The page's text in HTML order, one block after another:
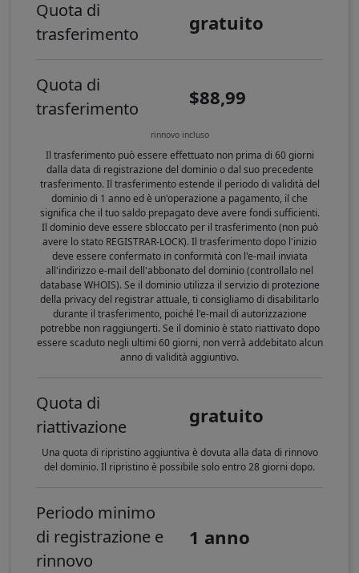
Quota di
trasferimento
gratuito
Quota di
trasferimento
$88,99
rinnovo incluso
Il trasferimento può essere effettuato non prima di 60 giorni
dalla data di registrazione del dominio o dal suo precedente
trasferimento. Il trasferimento estende il periodo di validità del
dominio di 1 anno ed è un'operazione a pagamento, il che
significa che il tuo saldo prepagato deve avere fondi sufficienti.
Il dominio deve essere sbloccato per il trasferimento (non può
avere lo stato REGISTRAR-LOCK). Il trasferimento dopo l'inizio
deve essere confermato in conformità con l'e-mail inviata
all'indirizzo e-mail dell'abbonato del dominio (controllalo nel
database WHOIS). Se il dominio utilizza il servizio di protezione
della privacy del registrar attuale, ti consigliamo di disabilitarlo
durante il trasferimento, poiché l'e-mail di autorizzazione
potrebbe non raggiungerti. Se il dominio è stato riattivato dopo
essere scaduto negli ultimi 60 giorni, non verrà addebitato alcun
anno di validità aggiuntivo.
Quota di
riattivazione
gratuito
Una quota di ripristino aggiuntiva è dovuta alla data di rinnovo
del dominio. Il ripristino è possibile solo entro 28 giorni dopo.
Periodo minimo
di registrazione e
rinnovo
1 anno